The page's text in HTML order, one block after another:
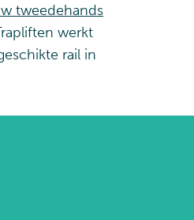
tweedehands
werkt
rail in